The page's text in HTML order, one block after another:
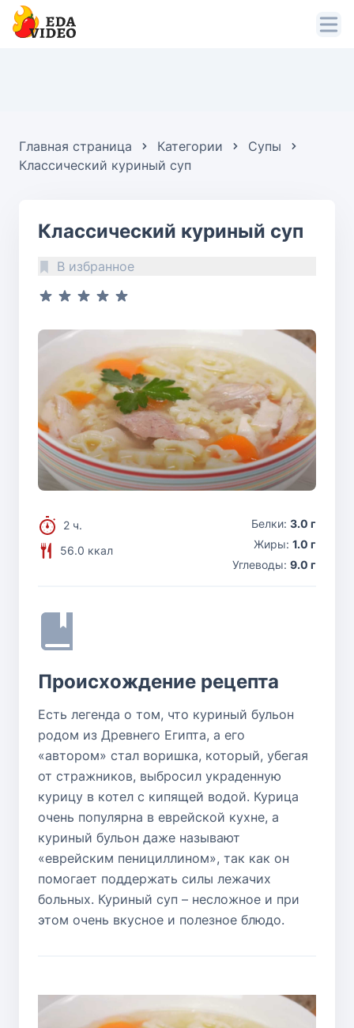
Главная страница Категории
Супы
Классический куриный суп
Классический куриный суп
В избранное
2 ч.
56.0 ккал
Белки: 3.0 г
Жиры: 1.0 г
Углеводы: 9.0 г
Происхождение рецепта
Есть легенда о том, что куриный бульон
родом из Древнего Египта, а его
«автором» стал воришка, который, убегая
от стражников, выбросил украденную
курицу в котел с кипящей водой. Курица
очень популярна в еврейской кухне, а
куриный бульон даже называют
«еврейским пенициллином», так как он
помогает поддержать силы лежачих
больных. Куриный суп – несложное и при
этом очень вкусное и полезное блюдо.